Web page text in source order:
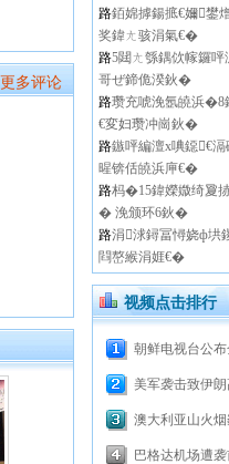
多评论
路銆婂摢鍚掋€嬭鐢
奖鍏ㄤ骇涓氣€�
路5閮ㄤ綔鍝佽幏鑼
哥ぜ鍗佹湀鈥�
路瓒充唬浼氬皢浜�8
€変妇瓒冲崗鈥�
路鏃呯編澶х唺鐚€
暒锛佸皢浜庘€�
路杩�15鍏嬫媺绮夐
� 浼颁环6鈥�
路涓浗鐞冨憳娆ф垬
閰嶅緱涓娾€�
视频点击排行
朝鲜电视台公
美军袭击致伊
澳大利亚山火
巴格达机场遭